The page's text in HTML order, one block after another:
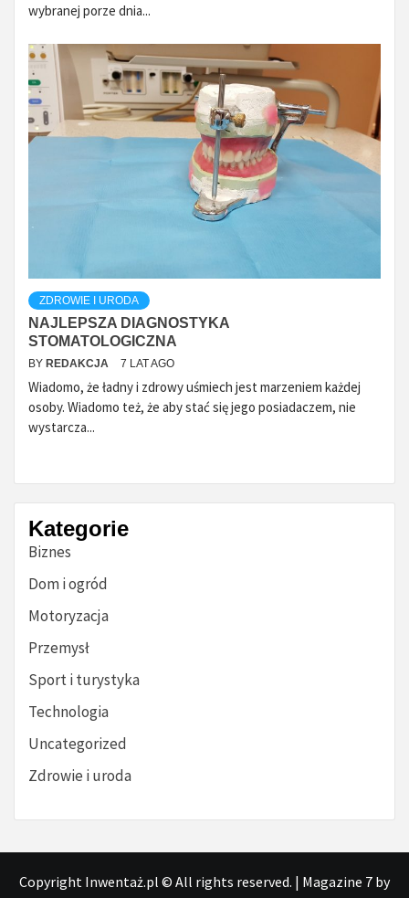
wybranej porze dnia...
ZDROWIE I URODA
NAJLEPSZA DIAGNOSTYKA
STOMATOLOGICZNA
BY REDAKCJA 7 LAT AGO
Wiadomo, że ładny i zdrowy uśmiech jest marzeniem każdej
osoby. Wiadomo też, że aby stać się jego posiadaczem, nie
wystarcza...
Kategorie
Biznes
Dom i ogród
Motoryzacja
Przemysł
Sport i turystyka
Technologia
Uncategorized
Zdrowie i uroda
Copyright Inwentaż.pl © All rights reserved. | Magazine 7 by